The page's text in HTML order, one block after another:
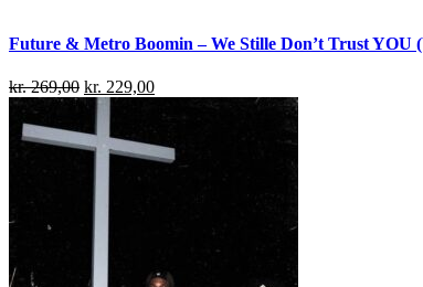
Future & Metro Boomin – We Stille Don’t Trust
kr.269,00 kr. 229,00